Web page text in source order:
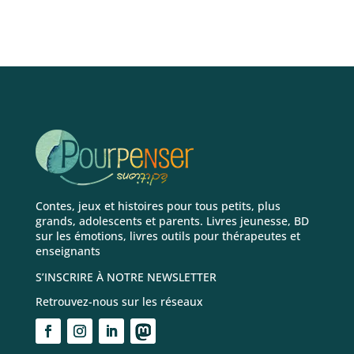
Contes, jeux et histoires pour tous petits, plus
grands, adolescents et parents. Livres jeunesse, BD
sur les émotions, livres outils pour thérapeutes et
enseignants
S’INSCRIRE À NOTRE NEWSLETTER
Retrouvez-nous sur les réseaux